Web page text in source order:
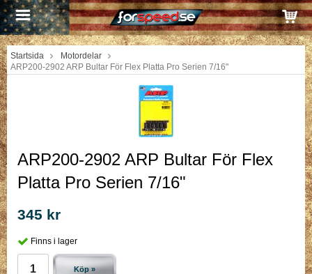
Startsida
Motordelar
ARP200-2902 ARP Bultar För Flex Platta Pro Serien 7/16"
ARP200-2902 ARP Bultar För Flex
Platta Pro Serien 7/16"
345 kr
Finns i lager
Köp »